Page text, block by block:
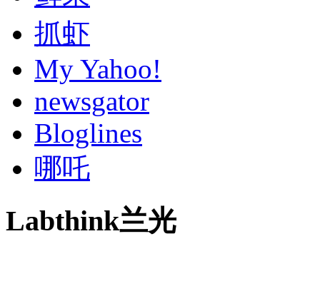
抓虾
My Yahoo!
newsgator
Bloglines
哪吒
Labthink兰光